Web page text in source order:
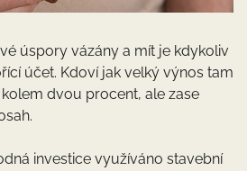
úspory vázány a mít je kdykoliv
účet. Kdoví jak velký výnos tam
dvou procent, ale zase
investice využíváno stavební